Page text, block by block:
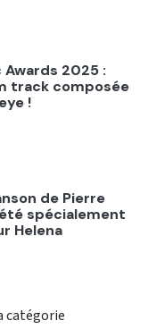
Awards 2025 :
track composée
!
de Pierre
spécialement
Helena
catégorie